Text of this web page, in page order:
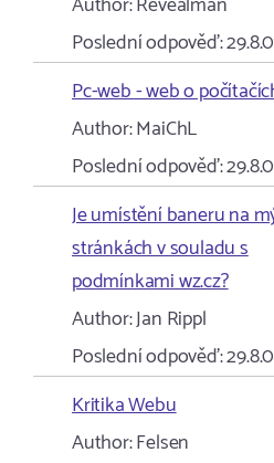
Poslední odpověď:
Pc-web - web o
Author:MaiChL
Poslední odpověď:
Je umístění baneru na
stránkách v souladu s
podmínkami wz.cz?
Author:Jan Rippl
Poslední odpověď:
Kritika Webu
Author:Felsen